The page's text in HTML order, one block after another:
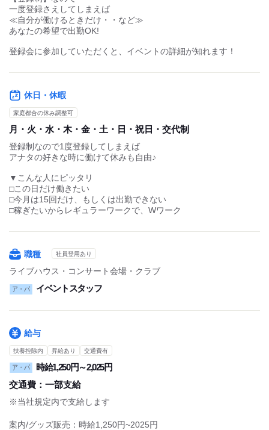
基本時給に加えて
■時間外手当 313円～
■深夜手当 313円～
がプラスされます！
☆収入例~残業なし8時間勤務~
案内/グッズ販売
1回勤務⇒10,000円GET★
登録だけして、参加したいイベントがあればシフト提出！
試用期間：なし
勤務期間
単発(1日のみ)
ス支給☆
7日のみの勤務・短期での勤務も大歓迎!
【長期】
お仕事はたくさんあるので
★動画必見★LIVE STAFF大募集♪
☆夏にはフェスやイベントが盛り沢山☆
職場環境・雰囲気
年齢層 低い
割合
仕事の
一人で